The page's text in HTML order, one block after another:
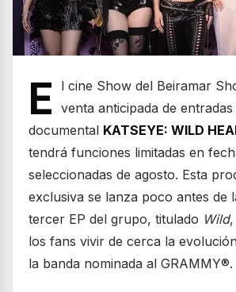
E
l cine Show del Beiramar
venta anticipada de
documental KATSEYE: WILD
tendrá funciones limitadas en
seleccionadas de agosto. Esta
exclusiva se lanza poco antes de
tercer EP del grupo, titulado Wild,
los fans vivir de cerca la
la banda nominada al GRAMMY®.